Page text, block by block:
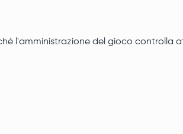
l'amministrazione del gioco controlla